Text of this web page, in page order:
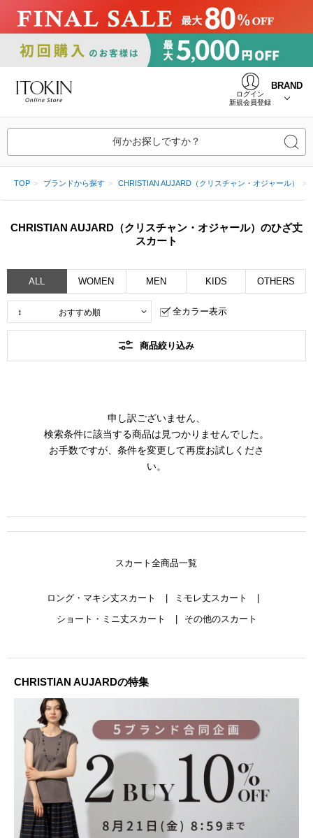
ログイン
新規会員登録
BRAND
何かお探しですか？
TOP ブランドから探す CHRISTIAN AUJARD（クリスチャン・オジャール）
CHRISTIAN AUJARD（クリスチャン・オジャール）のひざ丈
スカート
ALL WOMEN MEN KIDS OTHERS
全カラー表示
商品絞り込み
申し訳ございません、
検索条件に該当する商品は見つかりませんでした。
お手数ですが、条件を変更して再度お試しくださ
い。
スカート全商品一覧
ロング・マキシ丈スカート
ミモレ丈スカート
ショート・ミニ丈スカート
その他のスカート
CHRISTIAN AUJARDの特集